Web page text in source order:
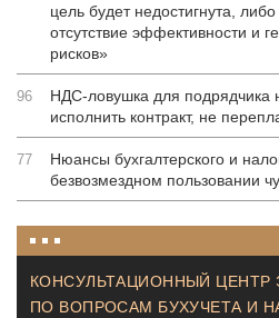
цель будет недостигнута,
отсутствие эффективности и
рисков»
96
НДС-ловушка для подрядчика
исполнить контракт, не
77
Нюансы бухгалтерского и
безвозмездном пользовании
КОНСУЛЬТАЦИОННЫЙ ЦЕНТР
ПО ВОПРОСАМ БУХУЧЕТА И